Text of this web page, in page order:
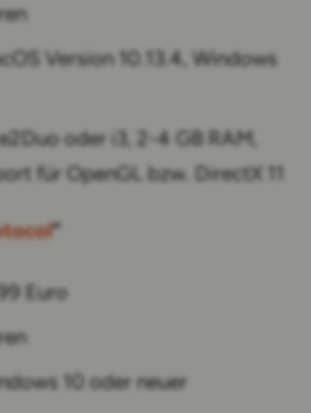
Version 10.13.4, Windows
oder i3, 2-4 GB RAM,
für OpenGL bzw. DirectX 11
“
Euro
10 oder neuer